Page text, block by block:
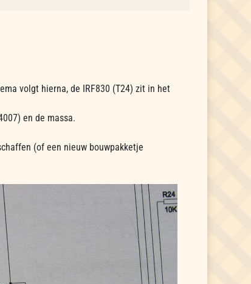
volgt hierna, de IRF830 (T24) zit in het
en de massa.
(of een nieuw bouwpakketje